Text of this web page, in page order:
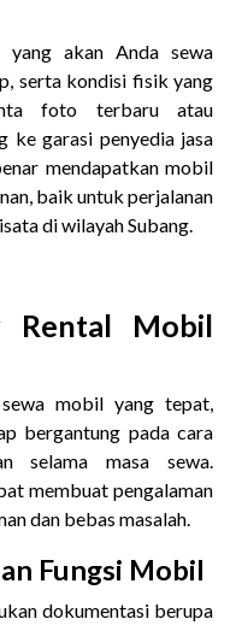
yang akan Anda sewa
serta kondisi fisik yang
foto terbaru atau
ke garasi penyedia jasa
mendapatkan mobil
baik untuk perjalanan
di wilayah Subang.
Rental Mobil
mobil yang tepat,
bergantung pada cara
selama masa sewa.
membuat pengalaman
dan bebas masalah.
Fungsi Mobil
dokumentasi berupa